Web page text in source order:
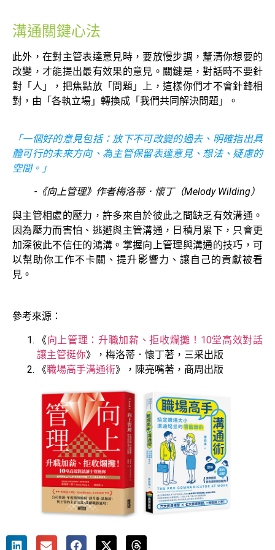
溝通關鍵心法
此外，在對主管表達意見時，要放慢步調，釐清你想要的
改變，才能提出最有效果的意見。關鍵是，對話時不要針
對「人」，把焦點放「問題」上，這樣你們才不會針鋒相
對，由「各執立場」轉換成「我們共同解決問題」。
「一個好的意見包括：放下不可改變的過去、明確指出具
體可行的未來方向、為主管保留表達意見、想法、疑慮的
空間。」
-《向上管理》作者梅洛蒂．懷丁（Melody Wilding）
與主管相處的壓力，許多來自於彼此之間缺乏有效溝通。
因為壓力而害怕、逃避與主管溝通，日積月累下，只會更
加深彼此不信任的鴻溝。掌握向上管理與溝通的技巧，可
以幫助你工作不卡關、提升影響力、讓自己的貢獻被看
見。
參考來源：
《向上管理：升職加薪、拒收爛攤！10堂高效對話
讓主管挺你》，梅洛蒂．懷丁著，三采出版
《職場高手溝通術》，陳亮嘴著，商周出版